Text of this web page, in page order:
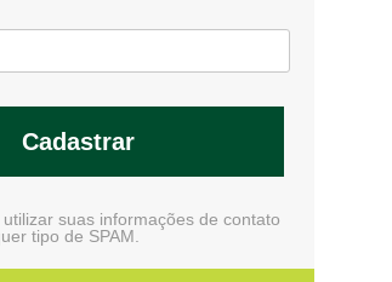
Cadastrar
suas informações de contato
tipo de SPAM.